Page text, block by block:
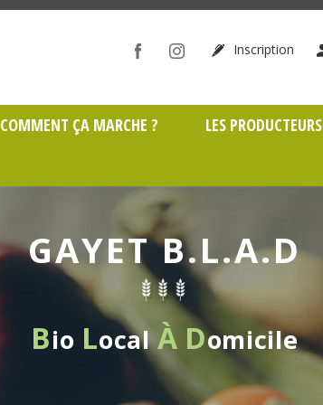
Inscription
COMMENT ÇA MARCHE ? LES PRODUCTEURS
GAYET B.L.A.D
Bio LocalÀ Domicile